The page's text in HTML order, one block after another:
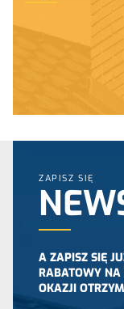
ZAPISZ SIĘ
A ZAPISZ SIĘ
RABATOWY NA
OKAZJI